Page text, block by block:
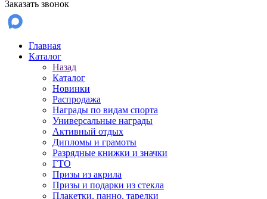
Заказать звонок
Главная
Каталог
Назад
Каталог
Новинки
Распродажа
Награды по видам спорта
Универсальные награды
Активный отдых
Дипломы и грамоты
Разрядные книжки и значки
ГТО
Призы из акрила
Призы и подарки из стекла
Плакетки, панно, тарелки